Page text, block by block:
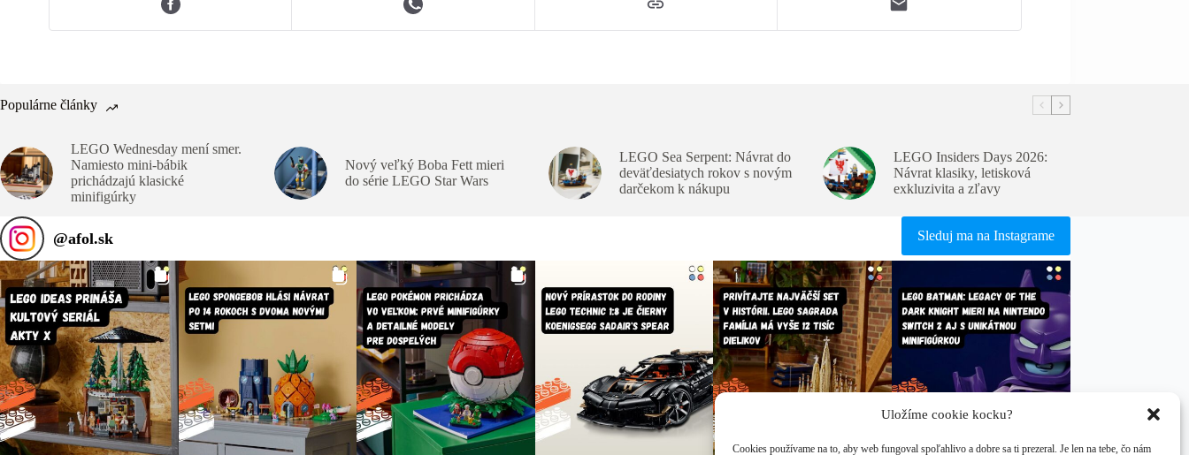
Uložíme cookie kocku?
Cookies používame na to, aby web fungoval spoľahlivo a dobre sa ti prezeral. Je len na tebe, čo nám
Populárne články
LEGO Wednesday mení smer.
Namiesto mini-bábik
prichádzajú klasické
minifigúrky
Nový veľký Boba Fett mieri
do série LEGO Star Wars
LEGO Sea Serpent: Návrat do
deväťdesiatych rokov s novým
darčekom k nákupu
LEGO Insiders Days 2026:
Návrat klasiky, letisková
exkluzivita a zľavy
@afol.sk Sleduj ma na Instagrame